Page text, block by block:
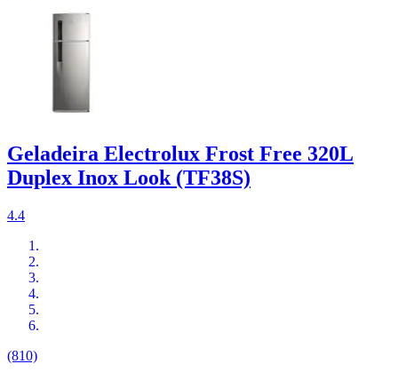
Geladeira Electrolux Frost Free 320L
Duplex Inox Look (TF38S)
4.4
(810)